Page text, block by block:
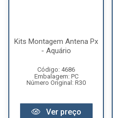
Kits Montagem Antena Px
- Aquário
Código: 4686
Embalagem: PC
Número Original: R30
Ver preço